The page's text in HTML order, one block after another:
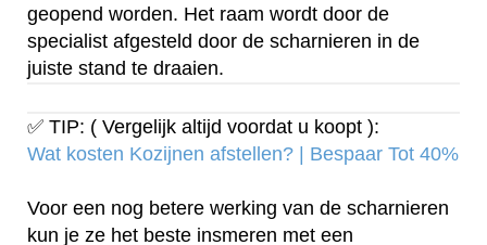
geopend worden. Het raam wordt door de
specialist afgesteld door de scharnieren in de
juiste stand te draaien.
✅ TIP: ( Vergelijk altijd voordat u koopt ):
Wat kosten Kozijnen afstellen? | Bespaar Tot 40%‎
Voor een nog betere werking van de scharnieren
kun je ze het beste insmeren met een